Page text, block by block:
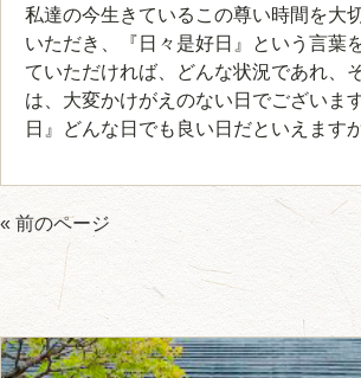
私達の今生きているこの尊い時間を大
いただき、『日々是好日』という言葉
ていただければ、どんな状況であれ、
は、大変かけがえのない日でございま
日』どんな日でも良い日だといえます
« 前のページ